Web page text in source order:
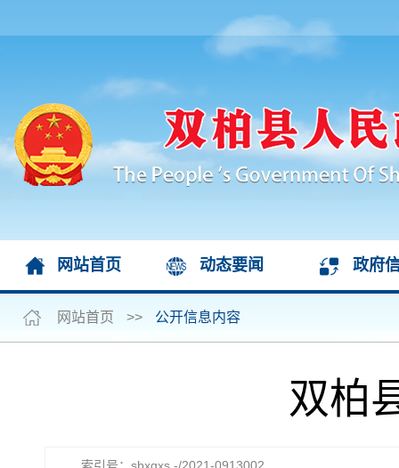
网站首页 动态要闻 政府
网站首页 >> 公开信息内容
双柏